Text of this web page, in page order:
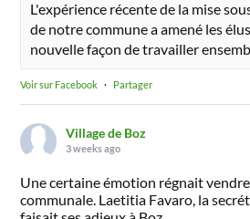
L'expérience récente de la mise
de notre commune a amené les
nouvelle façon de travailler
Voir sur Facebook · Partager
Village de Boz
3 weeks ago
Une certaine émotion régnait
communale. Laetitia Favaro, la